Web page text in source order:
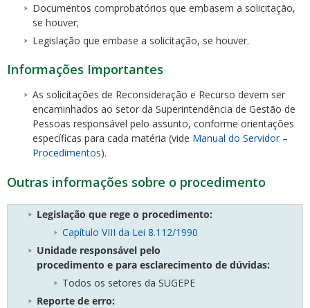
Documentos comprobatórios que embasem a solicitação,
se houver;
Legislação que embase a solicitação, se houver.
Informações Importantes
As solicitações de Reconsideração e Recurso devem ser
encaminhados ao setor da Superintendência de Gestão de
Pessoas responsável pelo assunto, conforme orientações
específicas para cada matéria (vide Manual do Servidor –
Procedimentos).
Outras informações sobre o procedimento
Legislação que rege o procedimento:
Capítulo VIII da Lei 8.112/1990
Unidade responsável pelo
procedimento e para esclarecimento de dúvidas:
Todos os setores da SUGEPE
Reporte de erro: